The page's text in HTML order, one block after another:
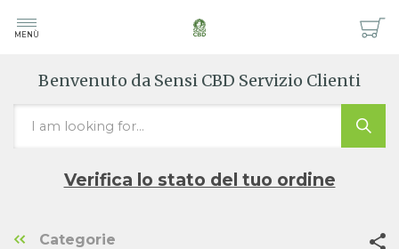
MENÙ
Benvenuto da Sensi CBD Servizio Clienti
Verifica lo stato del tuo ordine
Categorie